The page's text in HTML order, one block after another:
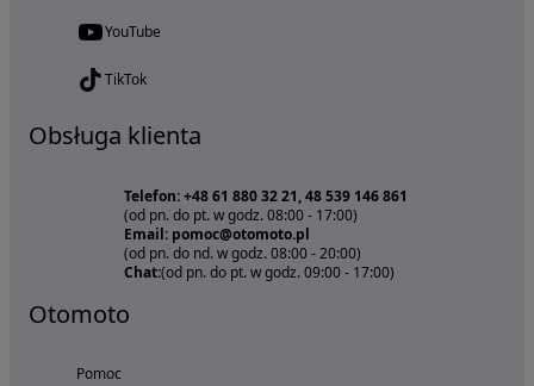
YouTube
TikTok
Obsługa klienta
Telefon: +48 61 880 32 21, 48 539 146 861
(od pn. do pt. w godz. 08:00 - 17:00)
Email: pomoc@otomoto.pl
(od pn. do nd. w godz. 08:00 - 20:00)
Chat:(od pn. do pt. w godz. 09:00 - 17:00)
Otomoto
Pomoc